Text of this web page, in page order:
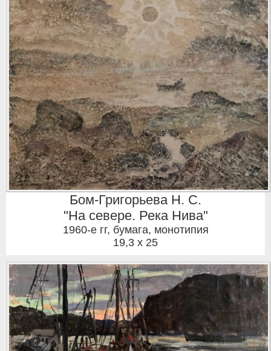
Бом-Григорьева Н. С.
"На севере. Река Нива"
1960-е гг, бумага, монотипия
19,3 x 25